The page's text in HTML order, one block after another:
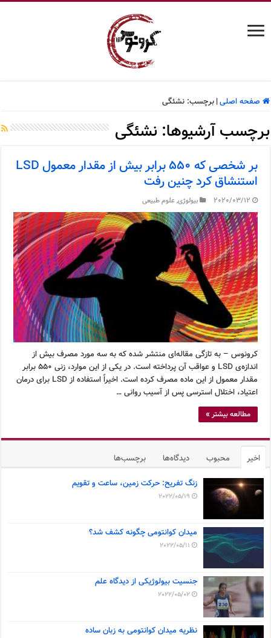
صفحه اصلی| برچسب:نشئگی
برچسب آرشیوها:نشئگی
بر شخصی که ۵۵۰ برابر بیش از مقدار معمول LSD
استنشاق کرد چنین رفت
2020/03/12 بیولوژی,علوم طبیعی
کرونوس – به تازگی مقاله‌ای منتشر شده که به سه مورد مصرف بیش از
اندازه‌ی LSD و عواقب آن پرداخته است. در یکی از این موارد، زنی ۵۵۰ برابر
مقدار معمول از این ماده مصرف کرده است. اخیراً استفاده از LSD برای درمان
اعتیاد، اختلال استرسی پس از آسیب روانی …
مطالعه بیشتر »
اخیر محبوب دیدگاه‌ها برچسب‌ها
زنگ تفریح: حرکت زمین، ساعت و تقویم
2022/05/19
میدان کوانتومی چگونه کشف شد؟
2022/05/11
جنسیت بیولوژیکی از دیدگاه علم
2022/05/02
نظریه میدان کوانتومی به زبان ساده